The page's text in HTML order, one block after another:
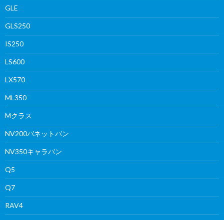
GLE
GLS250
IS250
LS600
LX570
ML350
Mクラス
NV200バネットバン
NV350キャラバン
Q5
Q7
RAV4